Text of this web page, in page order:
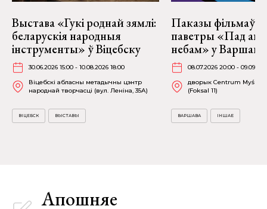
Выстава «Гукі роднай зямлі:
беларускія народныя
інструменты» ў Віцебску
30.06.2026 15:00 - 10.08.2026 18:00
Віцебскі абласны метадычны цэнтр
народнай творчасці (вул. Леніна, 35А)
ВІЦЕБСК ВЫСТАВЫ
Паказы фільмаў
паветры «Пад
небам» у Варшаве
08.07.2026 20:00 -
дворык Centrum Myśli
(Foksal 11)
ВАРШАВА ІНШАЕ
Апошняе